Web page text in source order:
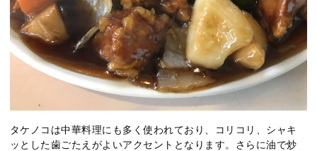
タケノコは中華料理にも多く使われており、コリコリ、シャキ
ッとした歯ごたえがよいアクセントとなります。さらに油で炒